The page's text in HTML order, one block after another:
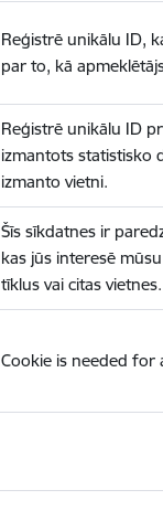
Reģistrē unikālu ID,
par to, kā
Reģistrē unikālu ID
izmantots statistisko
izmanto vietni.
Šīs sīkdatnes ir
kas jūs interesē
tīklus vai citas vietnes.
Cookie is needed